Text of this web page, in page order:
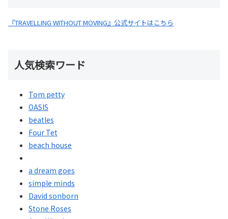
『TRAVELLING WITHOUT MOVING』公式サイトはこちら
人気検索ワード
Tom petty
OASIS
beatles
Four Tet
beach house
a dream goes
simple minds
David sonborn
Stone Roses